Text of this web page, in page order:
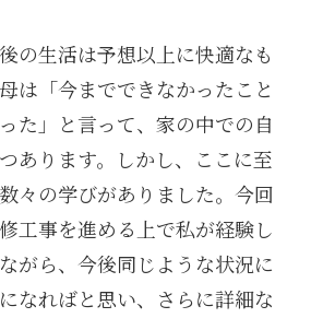
の生活は予想以上に快適なも
は「今までできなかったこと
た」と言って、家の中での自
あります。しかし、ここに至
々の学びがありました。今回
工事を進める上で私が経験し
がら、今後同じような状況に
なればと思い、さらに詳細な